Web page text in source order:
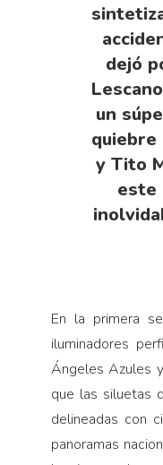
dejó
un
y Tito
este
En la primera
iluminadores
Ángeles Azules
que las siluetas
delineadas con
panoramas